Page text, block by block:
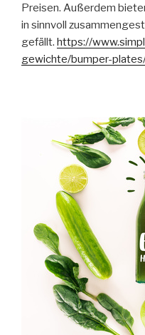
Preisen. Außerdem
in sinnvoll
gefällt. https://
gewichte/bumper-plates/